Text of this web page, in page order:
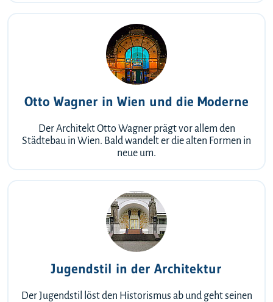
Otto Wagner in Wien und die Moderne
Der Architekt Otto Wagner prägt vor allem den
Städtebau in Wien. Bald wandelt er die alten Formen in
neue um.
Jugendstil in der Architektur
Der Jugendstil löst den Historismus ab und geht seinen